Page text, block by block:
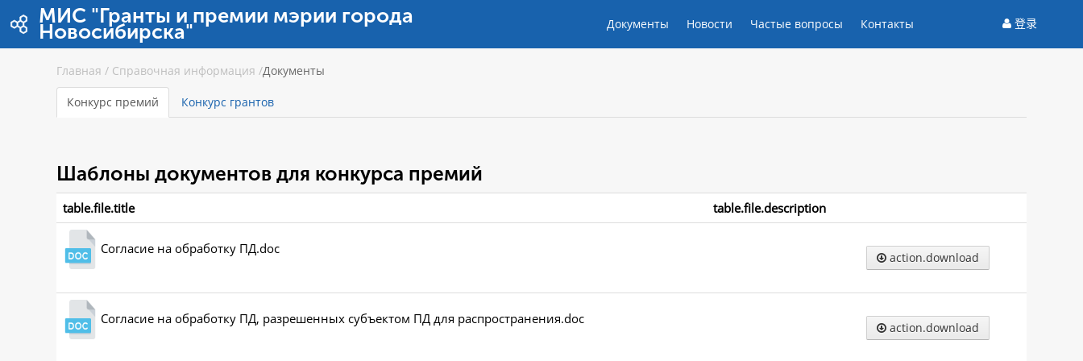
跳转到内容МИС "Гранты и премии мэрии города
Новосибирска" Документы Новости Частые вопросы Контакты 登录
Главная / Справочная информация /Документы
Конкурс премий Конкурс грантов
Шаблоны документов для конкурса премий
table.file.title table.file.description
Согласие на обработку ПД.doc
action.download
Согласие на обработку ПД, разрешенных субъектом ПД для распространения.doc
action.download